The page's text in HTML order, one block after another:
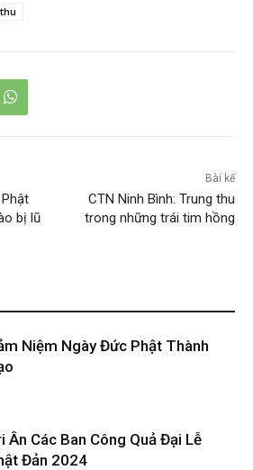
bị lũ
Bài kế
CTN Ninh Bình: Trung thu
trong những trái tim hồng
Niệm Ngày Đức Phật Thành
Ân Các Ban Công Quả Đại Lễ
Đản 2024